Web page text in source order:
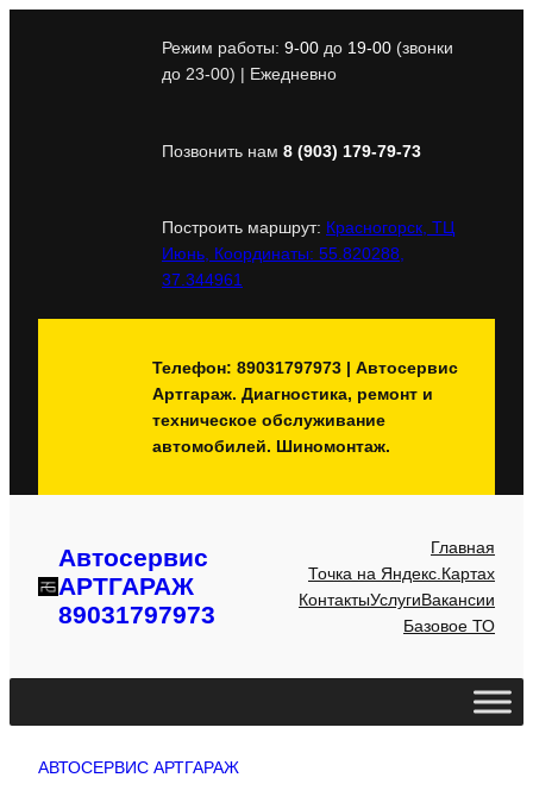
Режим работы: 9-00 до 19-00 (звонки
до 23-00) | Ежедневно
Позвонить нам 8 (903) 179-79-73
Построить маршрут: Красногорск, ТЦ
Июнь, Координаты: 55.820288,
37.344961
Телефон: 89031797973 | Автосервис
Артгараж. Диагностика, ремонт и
техническое обслуживание
автомобилей. Шиномонтаж.
Автосервис
АРТГАРАЖ
89031797973
Главная
Точка на Яндекс.Картах
КонтактыУслугиВакансии
Базовое ТО
АВТОСЕРВИС АРТГАРАЖ